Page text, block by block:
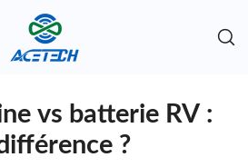
vs batterie RV :
?